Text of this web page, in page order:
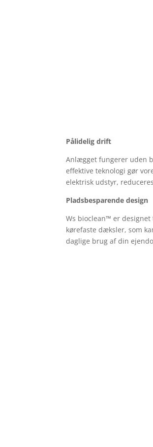
Pålidelig drift
Anlægget fungerer uden
effektive teknologi gør
elektrisk udstyr,
Pladsbesparende design
Ws bioclean™ er
kørefaste dæksler, som
daglige brug af din